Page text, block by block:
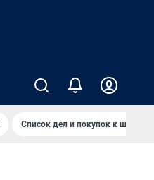
Список дел и покупок к школе